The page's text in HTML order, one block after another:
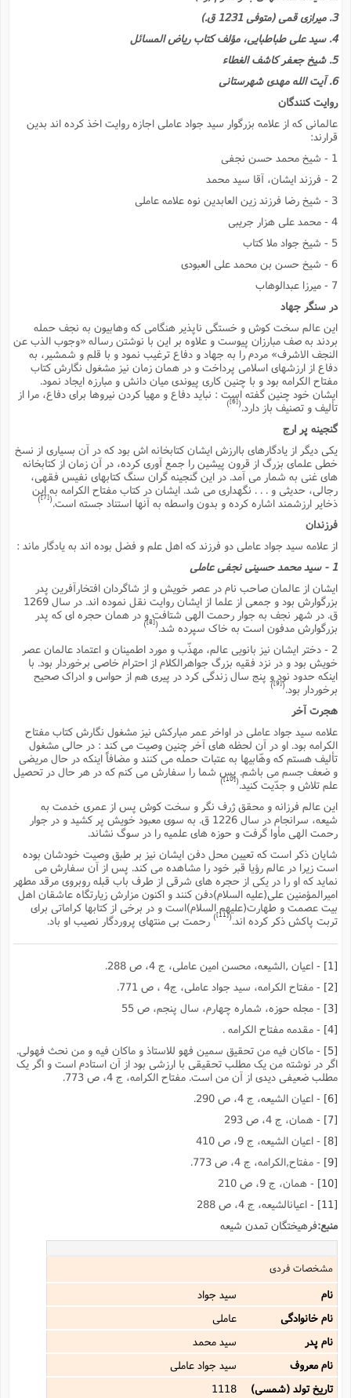
3. میرازى قمى (متوفى 1231 ق.)
4. سید على طباطبایى، مؤلف کتاب ریاض المسائل
5. شیخ جعفر کاشف الغطاء
6. آیت الله مهدى شهرستانى
روایت کنندگان
عالمانى که از علامه بزرگوار سید جواد عاملى اجازه روایت اخذ کرده اند بدین
قرارند:
1 - شیخ محمد حسن نجفى
2 - فرزند ایشان، آقا سید محمد
3 - شیخ رضا فرزند زین العابدین نوه علامه عاملى
4 - محمد على هزار جریبى
5 - شیخ جواد ملا کتاب
6 - شیخ حسن بن محمد على العبودى
7 - میرزا عبدالوهاب
در سنگر جهاد
این عالم سخت کوش و خستگى ناپذیر هنگامى که وهابیون به نجف حمله
بردند به صف مبارزان پیوست و علاوه بر این با نوشتن رساله «وجوب الذب عن
النجف الاشرف» مردم را به جهاد و دفاع ترغیب نمود و با قلم و شمشیر، به
دفاع از ارزشهاى اسلامى پرداخت و در همان زمان نیز مشغول نگارش کتاب
مفتاح الکرامه بود و با چنین کارى پیوندى میان دانش و مبارزه ایجاد نمود.
ایشان خود چنین گفته است : نباید دفاع و مهیا کردن نیروها براى دفاع، مرا از
تألیف و تصنیف باز دارد. [6]
)
گنجینه پر ارج
یکى دیگر از یادگارهاى باارزش ایشان کتابخانه اش بود که در آن بسیارى از نسخ
خطى علماى بزرگ از قرون پیشین را جمع آورى کرده، در آن زمان از کتابخانه
هاى غنى به شمار مى آمد. در این گنجینه گران سنگ کتابهاى نفیس فقهى،
رجالى، حدیثى و . . . نگهدارى مى شد. ایشان در کتاب مفتاح الکرامه به این
ذخایر ارزشمند اشاره کرده و بدون واسطه به آنها استناد جسته است.(
[7]
)
فرزندان
از علامه سید جواد عاملى دو فرزند که اهل علم و فضل بوده اند به یادگار ماند :
1 - سید محمد حسینى نجفى عاملى
ایشان از عالمان صاحب نام در عصر خویش و از شاگردان افتخارآفرین پدر
بزرگوارش بود و جمعى از علما از ایشان روایت نقل نموده اند. در سال 1269
ق. در شهر نجف به جوار رحمت الهى شتافت و در همان حجره اى که پدر
بزرگوارش مدفون است به خاک سپرده شد. [8]
)
2 - دختر ایشان نیز بانویى عالم، مهذّب و مورد اطمینان و اعتماد عالمان عصر
خویش بود و در نزد فقیه بزرگ جواهرالکلام از احترام خاصى برخوردار بود. با
اینکه حدود نود و پنج سال زندگى کرد در پیرى هم از حواس و ادراک صحیح
برخوردار بود. [9]
)
هجرت آخر
علامه سید جواد عاملى در اواخر عمر مبارکش نیز مشغول نگارش کتاب مفتاح
الکرامه بود. او در آن لحظه هاى آخر چنین وصیت مى کند : در حالى مشغول
تألیف هستم که وهّابیها به عتبات حمله مى کنند و مضافاً اینکه در حال مریضى
و ضعف جسم مى باشم. پس شما را سفارش مى کنم که در هر حال در تحصیل
علم تلاش و جدّیت کنید.(
[10]
)
این عالم فرزانه و محقق ژرف نگر و سخت کوش پس از عمرى خدمت به
شیعه، سرانجام در سال 1226 ق. به سوى معبود خویش پر کشید و در جوار
رحمت الهى مأوا گرفت و حوزه هاى علمیه را در سوگ نشاند.
شایان ذکر است که تعیین محل دفن ایشان نیز بر طبق وصیت خودشان بوده
است زیرا در عالم رؤیا قبر خود را مشاهده مى کند. پس از آن سفارش مى
نماید که او را در یکى از حجره هاى شرقى از طرف باب قبله روبروى مرقد مطهر
امیرالمؤمنین على(علیه السلام)دفن کنند و اکنون مزارش زیارتگاه عاشقان اهل
بیت عصمت و طهارت(علیهم السلام)است و در برخى از کتابها کراماتى براى
تربت پاکش ذکر کرده اند.(
[11]
)رحمت بى منتهاى پروردگار نصیب او باد.
- اعیان ,الشیعه، محسن امین عاملى، ج 4، ص 288.
- مفتاح الکرامه، سید جواد عاملى، ج4 ، ص 771.
- مجله حوزه، شماره چهارم، سال پنجم، ص 55
- مقدمه مفتاح الکرامه .
- ماکان فیه من تحقیق سمین فهو للاستاذ و ماکان فیه و من نحث فهولى.
اگر در نوشته من یک مطلب تحقیقى با ارزشى بود از آن استادم است و اگر یک
مطلب ضعیفى دیدى از آن من است. مفتاح الکرامه، ج 4، ص 773.
- اعیان الشیعه، ج 4، ص 290.
- همان، ج 4، ص 293
- اعیان الشیعه، ج 9، ص 410
- مفتاح,الکرامه، ج 4، ص 773.
- همان، ج 9، ص 210
- اعیانالشیعه، ج 4، ص 288
منبع:فرهیختگان تمدن شیعه
مشخصات فردی
نام
سید جواد
نام خانوادگی
عاملى‌
نام پدر
سید محمد
نام معروف
سید جواد عاملی
تاریخ تولد (شمسی)
1118